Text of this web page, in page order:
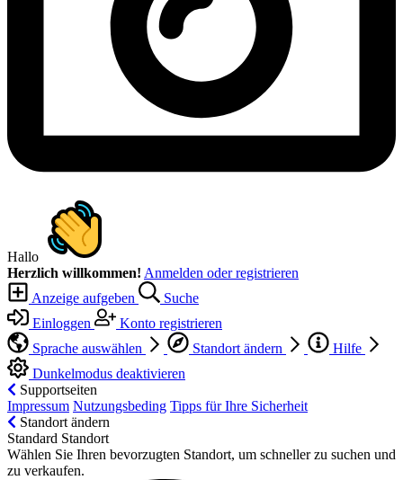
Hallo
Herzlich willkommen! Anmelden oder registrieren
Anzeige aufgeben
Suche
Einloggen
Konto registrieren
Sprache auswählen
Standort ändern
Hilfe
Dunkelmodus deaktivieren
Supportseiten
Impressum Nutzungsbeding Tipps für Ihre Sicherheit
Standort ändern
Standard Standort
Wählen Sie Ihren bevorzugten Standort, um schneller zu suchen und
zu verkaufen.